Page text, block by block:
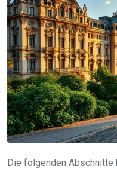
Die folgenden